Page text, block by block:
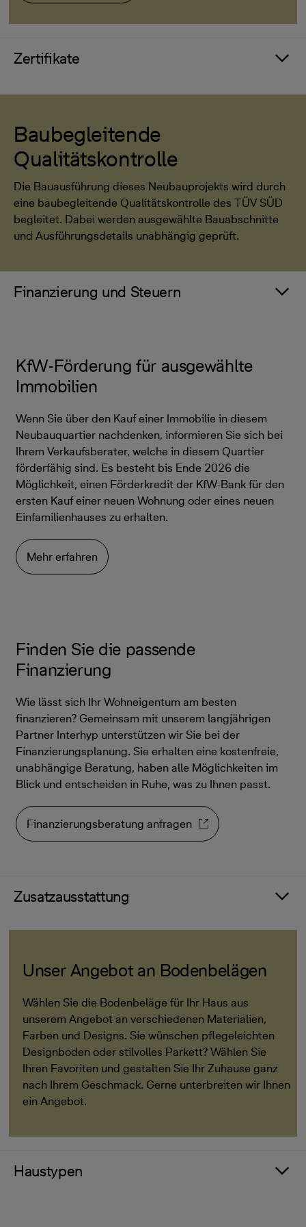
Zertifikate
Baubegleitende
Qualitätskontrolle
Die Bauausführung dieses Neubauprojekts wird durch
eine baubegleitende Qualitätskontrolle des TÜV SÜD
begleitet. Dabei werden ausgewählte Bauabschnitte
und Ausführungsdetails unabhängig geprüft.
Finanzierung und Steuern
KfW-Förderung für ausgewählte
Immobilien
Wenn Sie über den Kauf einer Immobilie in diesem
Neubauquartier nachdenken, informieren Sie sich bei
Ihrem Verkaufsberater, welche in diesem Quartier
förderfähig sind. Es besteht bis Ende 2026 die
Möglichkeit, einen Förderkredit der KfW-Bank für den
ersten Kauf einer neuen Wohnung oder eines neuen
Einfamilienhauses zu erhalten.
Mehr erfahren
Finden Sie die passende
Finanzierung
Wie lässt sich Ihr Wohneigentum am besten
finanzieren? Gemeinsam mit unserem langjährigen
Partner Interhyp unterstützen wir Sie bei der
Finanzierungsplanung. Sie erhalten eine kostenfreie,
unabhängige Beratung, haben alle Möglichkeiten im
Blick und entscheiden in Ruhe, was zu Ihnen passt.
Finanzierungsberatung anfragen
Zusatzausstattung
Unser Angebot an Bodenbelägen
Wählen Sie die Bodenbeläge für Ihr Haus aus
unserem Angebot an verschiedenen Materialien,
Farben und Designs. Sie wünschen pflegeleichten
Designboden oder stilvolles Parkett? Wählen Sie
Ihren Favoriten und gestalten Sie Ihr Zuhause ganz
nach Ihrem Geschmack. Gerne unterbreiten wir Ihnen
ein Angebot.
Haustypen